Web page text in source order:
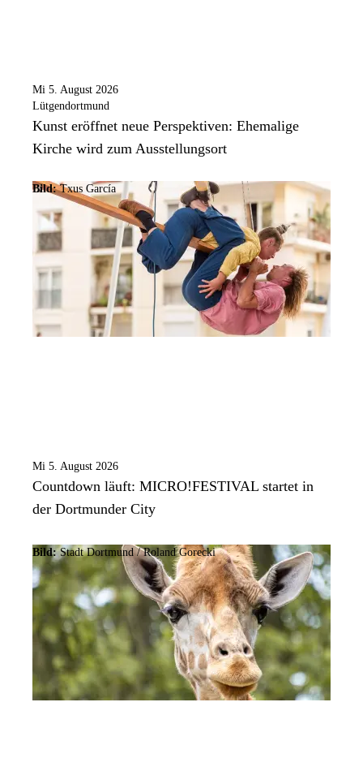
Mi 5. August 2026
Lütgendortmund
Kunst eröffnet neue Perspektiven: Ehemalige
Kirche wird zum Ausstellungsort
Bild: Txus García
Mi 5. August 2026
Countdown läuft: MICRO!FESTIVAL startet in
der Dortmunder City
Bild:Stadt Dortmund / Roland Gorecki